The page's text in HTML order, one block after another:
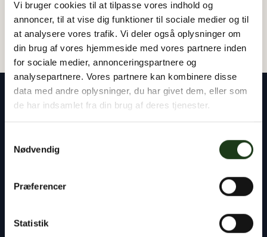
Vi bruger cookies til at tilpasse vores indhold og
annoncer, til at vise dig funktioner til sociale medier og til
at analysere vores trafik. Vi deler også oplysninger om
din brug af vores hjemmeside med vores partnere inden
for sociale medier, annonceringspartnere og
analysepartnere. Vores partnere kan kombinere disse
data med andre oplysninger, du har givet dem, eller som
de har indsamlet fra din brug af deres tjenester.
Nødvendig
Præferencer
Statistik
Vores rådgivere står klar til at hjælpe dig med
planlægning af en begravelse eller bisættelse,
håndtering af bobehandlingen ved skifteretten.
Du er altid velkommen til at tage kontakt til os,